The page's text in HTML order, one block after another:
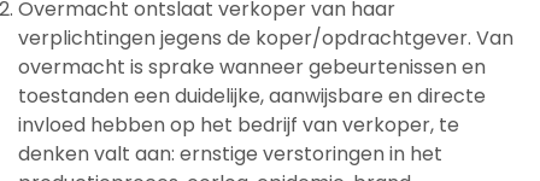
Overmacht ontslaat verkoper van haar
verplichtingen jegens de koper/opdrachtgever. Van
overmacht is sprake wanneer gebeurtenissen en
toestanden een duidelijke, aanwijsbare en directe
invloed hebben op het bedrijf van verkoper, te
denken valt aan: ernstige verstoringen in het